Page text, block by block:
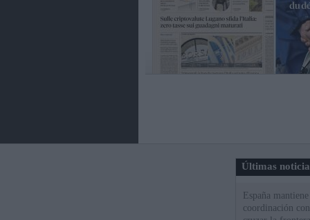
Últimas
España
coordinación